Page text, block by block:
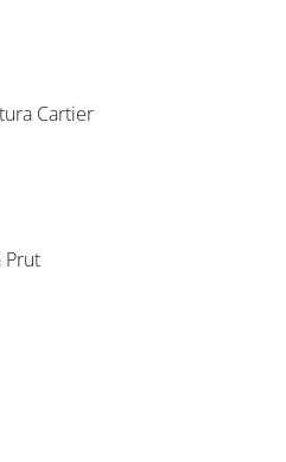
Cartier
Prut